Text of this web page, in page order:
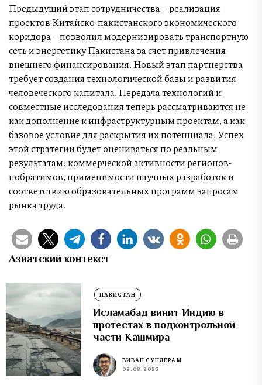
Предыдущий этап сотрудничества – реализация
проектов Китайско-пакистанского экономического
коридора – позволил модернизировать транспортную
сеть и энергетику Пакистана за счет привлечения
внешнего финансирования. Новый этап партнерства
требует создания технологической базы и развития
человеческого капитала. Передача технологий и
совместные исследования теперь рассматриваются не
как дополнение к инфраструктурным проектам, а как
базовое условие для раскрытия их потенциала. Успех
этой стратегии будет оцениваться по реальным
результатам: коммерческой активности регионов-
побратимов, применимости научных разработок и
соответствию образовательных программ запросам
рынка труда.
Азиатский контекст
ПАКИСТАН
Исламабад винит Индию в
протестах в подконтрольной
части Кашмира
ВИВАН СУНДЕРАМ
08.08.2026